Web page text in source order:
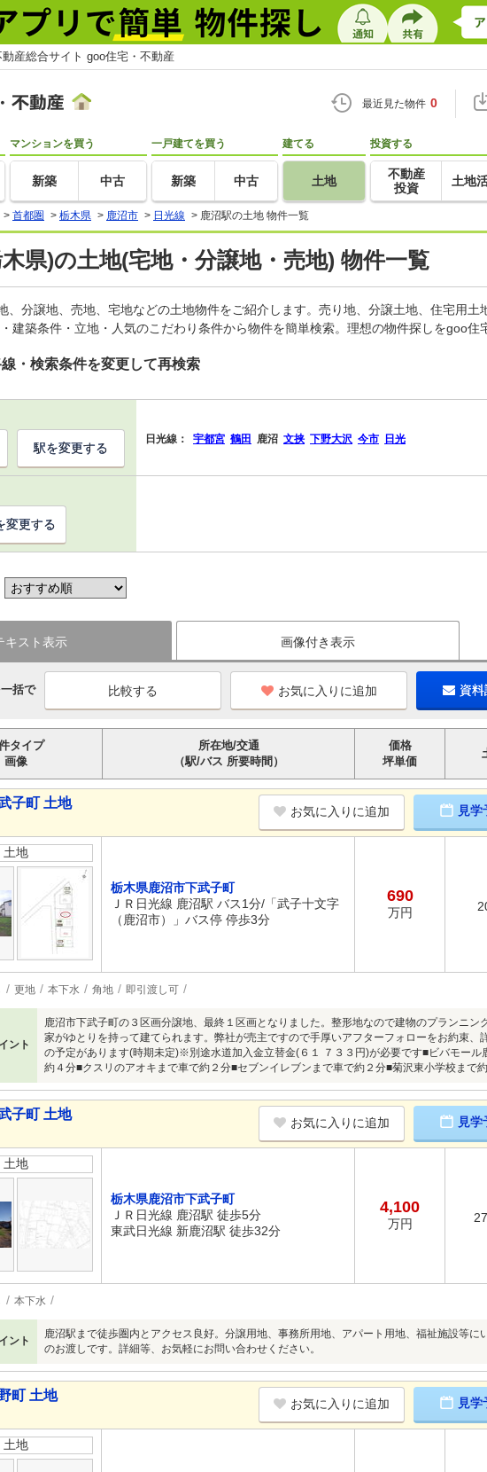
産総合サイト goo住宅・不動産
最近見た物件 0
マンションを買う
新築 中古
一戸建てを買う
新築 中古
建てる
土地
投資する
不動産
投資
土地
> 首都圏 > 栃木県 > 鹿沼市 > 日光線 > 鹿沼駅の土地 物件一覧
県)の土地(宅地・分譲地・売地) 物件一覧
、分譲地、売地、宅地などの土地物件をご紹介します。売り地、分譲土地、住宅用
建築条件・立地・人気のこだわり条件から物件を簡単検索。理想の物件探しをgoo住
・検索条件を変更して再検索
日光線： 宇都宮 鶴田 鹿沼 文挟 下野大沢 今市 日光
駅を変更する
変更する
キスト表示 画像付き表示
括で お気に入りに追加 資
タイプ
画像
所在地/交通
（駅/バス 所要時間）
価格
坪単価
子町 土地
お気に入りに追加 見学
土地
栃木県鹿沼市下武子町
ＪＲ日光線 鹿沼駅 バス1分/「武子十文字
（鹿沼市）」バス停 停歩3分
690
万円
更地 本下水 角地 即引渡し可
ント
鹿沼市下武子町の３区画分譲地、最終１区画となりました。整形地なので建物のプランニ
家がゆとりを持って建てられます。弊社が売主ですので手厚いアフターフォローをお約束
の予定があります(時期未定)※別途水道加入金立替金(６１ ７３３円)が必要です■ビバモー
約４分■クスリのアオキまで車で約２分■セブンイレブンまで車で約２分■菊沢東小学校まで
子町 土地
お気に入りに追加 見学
土地
栃木県鹿沼市下武子町
ＪＲ日光線 鹿沼駅 徒歩5分
東武日光線 新鹿沼駅 徒歩32分
4,100
万円
本下水
ント
鹿沼駅まで徒歩圏内とアクセス良好。分譲用地、事務所用地、アパート用地、福祉施設等
のお渡しです。詳細等、お気軽にお問い合わせください。
町 土地
お気に入りに追加 見学
土地